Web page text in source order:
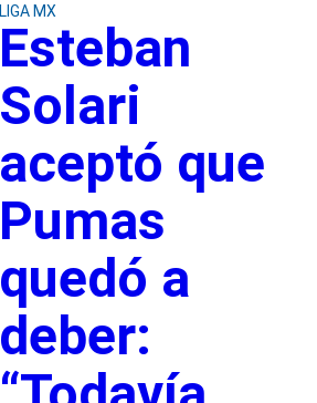
LIGA MX
Esteban
Solari
aceptó que
Pumas
quedó a
deber: